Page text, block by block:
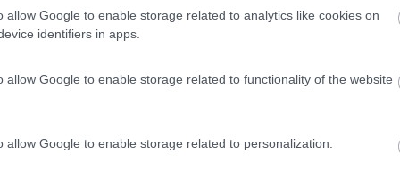
allow Google to enable storage related to analytics like cookies on
identifiers in apps.
allow Google to enable storage related to functionality of the website
allow Google to enable storage related to personalization.
il29/11/2017 Vai al diario
- 26/08/2016 (13 giorni)